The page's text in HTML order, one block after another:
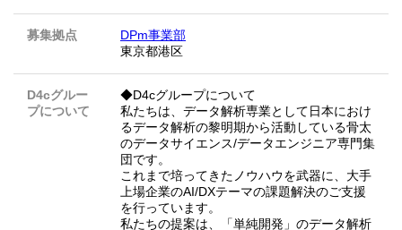
募集拠点
DPm事業部
東京都港区
D4cグルー
プについて
◆D4cグループについて
私たちは、データ解析専業として日本におけ
るデータ解析の黎明期から活動している骨太
のデータサイエンス/データエンジニア専門集
団です。
これまで培ってきたノウハウを武器に、大手
上場企業のAI/DXテーマの課題解決のご支援
を行っています。
私たちの提案は、「単純開発」のデータ解析